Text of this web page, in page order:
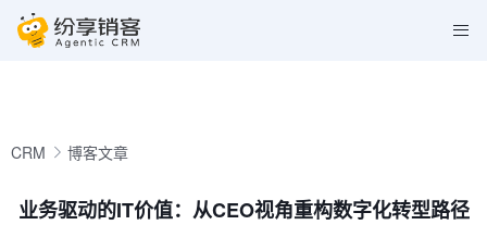
CRM 博客文章
业务驱动的IT价值：从CEO视角重构数字化转型路径